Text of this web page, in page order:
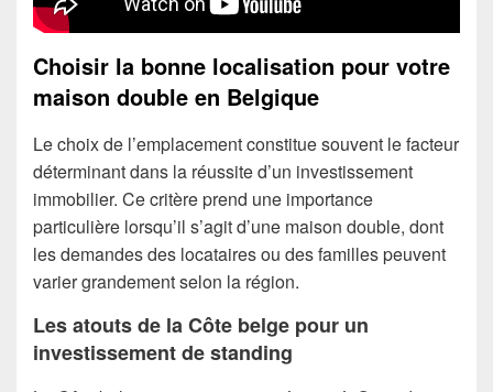
Choisir la bonne localisation pour votre
maison double en Belgique
Le choix de l’emplacement constitue souvent le facteur
déterminant dans la réussite d’un investissement
immobilier. Ce critère prend une importance
particulière lorsqu’il s’agit d’une maison double, dont
les demandes des locataires ou des familles peuvent
varier grandement selon la région.
Les atouts de la Côte belge pour un
investissement de standing